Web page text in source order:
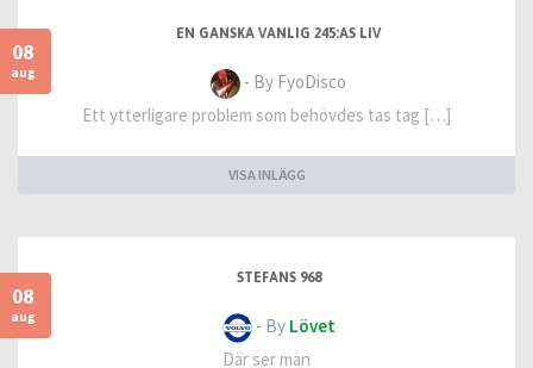
08
aug
EN GANSKA VANLIG 245:AS LIV
- By FyoDisco
Ett ytterligare problem som behövdes tas tag […]
VISA INLÄGG
08
aug
STEFANS 968
- By Lövet
Där ser man